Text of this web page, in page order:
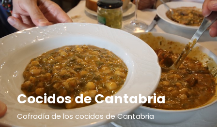
Cocidos de Cantabria
Cofradía de los cocidos de Cantabria